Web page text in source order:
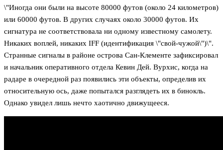
\"Иногда они были на высоте 80000 футов (около 24 километров)
или 60000 футов. В других случаях около 30000 футов. Их
сигнатура не соответствовала ни одному известному самолету.
Никаких воплей, никаких IFF (идентификация \"свой-чужой\")\".
Странные сигналы в районе острова Сан-Клементе зафиксировал
и начальник оперативного отдела Кевин Дей. Вурхис, когда на
радаре в очередной раз появились эти объекты, определив их
относительную ось, даже попытался разглядеть их в бинокль.
Однако увидел лишь нечто хаотично движущееся.